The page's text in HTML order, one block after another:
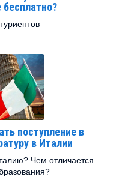
бесплатно?
поступление в
в Италии
Чем отличается